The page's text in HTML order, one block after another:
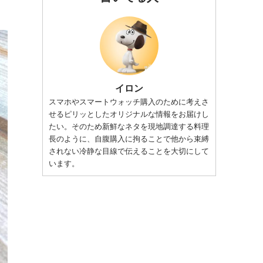
イロン
スマホやスマートウォッチ購入のために考えさ
せるピリッとしたオリジナルな情報をお届けし
たい。そのため新鮮なネタを現地調達する料理
長のように、自腹購入に拘ることで他から束縛
されない冷静な目線で伝えることを大切にして
います。